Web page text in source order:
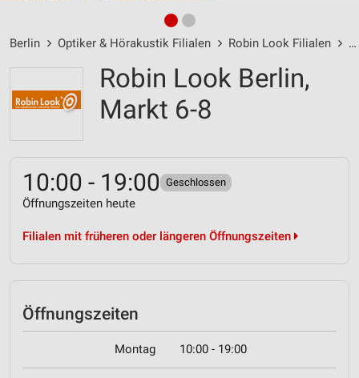
Berlin Optiker & Hörakustik Filialen Robin Look Filialen
Robin Look Berlin,
Markt 6-8
10:00 - 19:00 Geschlossen
Öffnungszeiten heute
Filialen mit früheren oder längeren Öffnungszeiten
Öffnungszeiten
Montag 10:00 - 19:00